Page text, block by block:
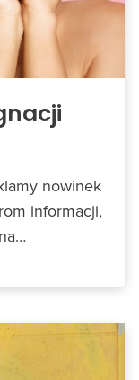
nowinek
informacji,